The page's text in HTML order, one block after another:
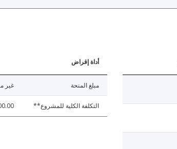
أداة إقراض
مبلغ المنحة غير
التكلفة الكلية للمشروع**